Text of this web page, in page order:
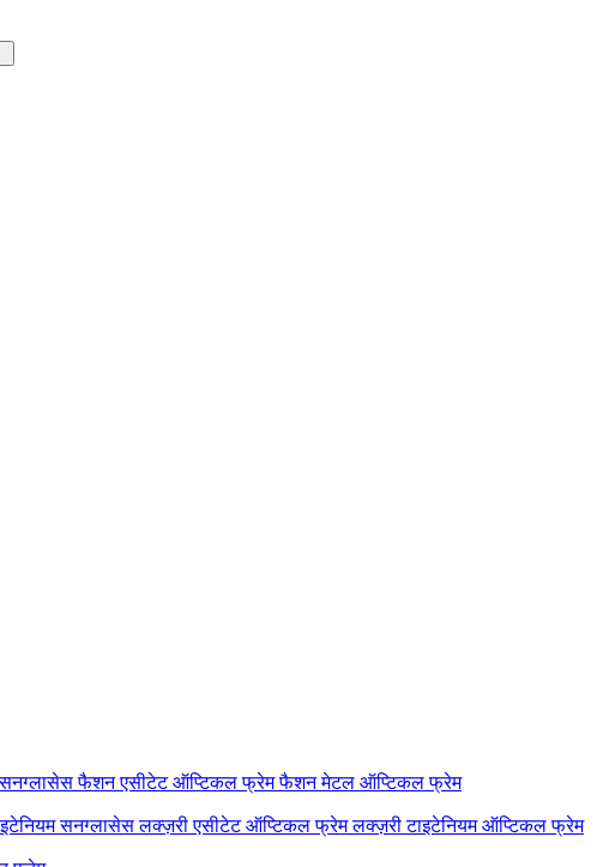
फैशन एसीटेट ऑप्टिकल फ्रेमफैशन मेटल ऑप्टिकल फ्रेम
सनग्लासेसलक्ज़री एसीटेट ऑप्टिकल फ्रेमलक्ज़री टाइटेनियम ऑप्टिकल फ्रेम